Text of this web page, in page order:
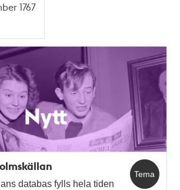
1767
Tema
databas fylls hela tiden